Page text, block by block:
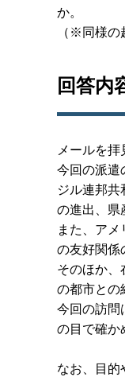
か。
（※同様の
回答内
メールを拝
今回の派遣
ジル連邦
の進出、県
また、ア
の友好関係
そのほか、
の都市との
今回の訪問
の目で確か
なお、目的